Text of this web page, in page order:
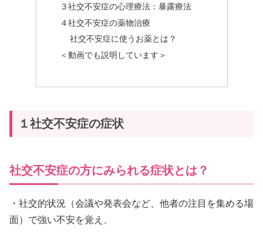
３社交不安症の心理療法：暴露療法
４社交不安症の薬物治療
社交不安症に使うお薬とは？
＜動画でも説明しています＞
１社交不安症の症状
社交不安症の方にみられる症状とは？
・社交的状況（会議や発表会など、他者の注目を集める場
面）で強い不安を覚え、